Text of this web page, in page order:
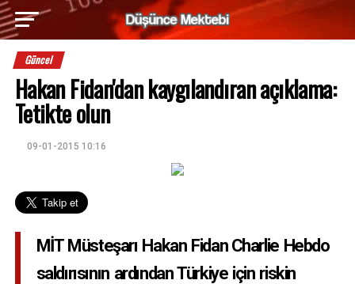
Güncel
Hakan Fidan'dan kaygılandıran açıklama:
Tetikte olun
09-01-2015 10:16
MİT Müsteşarı Hakan Fidan Charlie Hebdo
saldırısının ardından Türkiye için riskin